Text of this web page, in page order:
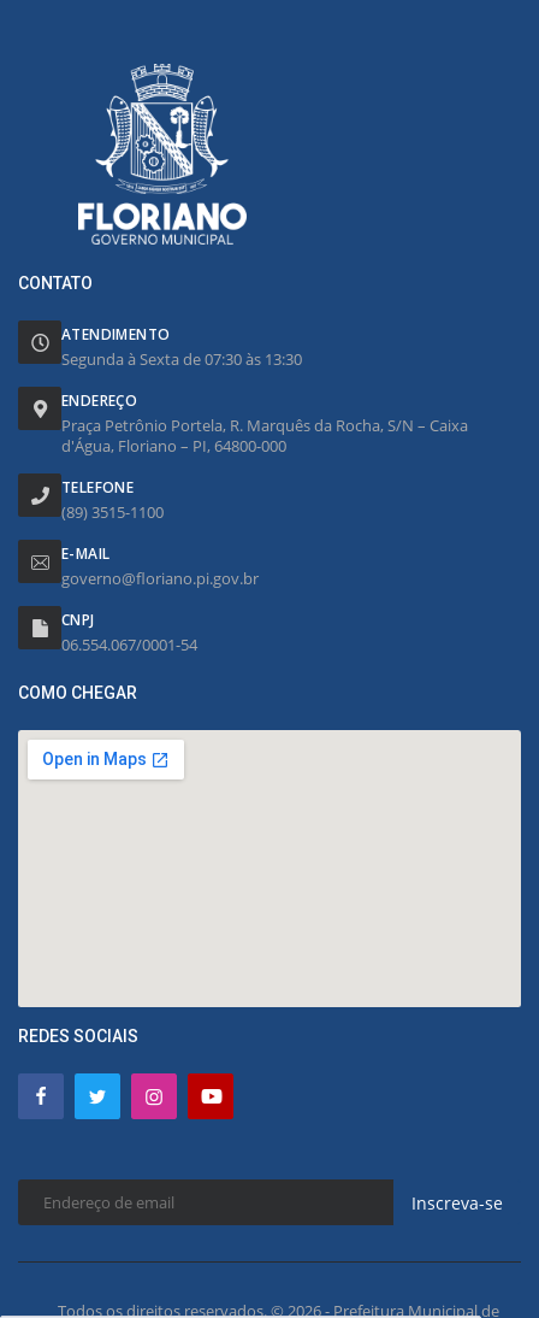
CONTATO
ATENDIMENTO
Segunda à Sexta de 07:30 às 13:30
ENDEREÇO
Praça Petrônio Portela, R. Marquês da Rocha, S/N – Caixa
d'Água, Floriano – PI, 64800-000
TELEFONE
(89) 3515-1100
E-MAIL
governo@floriano.pi.gov.br
CNPJ
06.554.067/0001-54
COMO CHEGAR
REDES SOCIAIS
Inscreva-se
Todos os direitos reservados. © 2026 - Prefeitura Municipal de